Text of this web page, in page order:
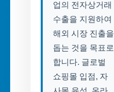
업의 전자상거래
수출을 지원하여
해외 시장 진출을
돕는 것을 목표로
합니다. 글로벌
쇼핑몰 입점, 자